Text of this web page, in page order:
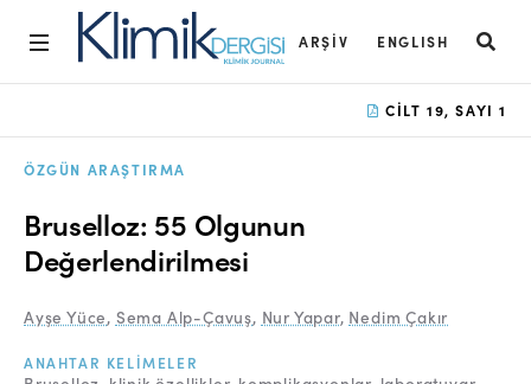
ARŞIV ENGLISH
Arşiv
Açık Erişim İlkesi
CILT 19, SAYI 1
ÖZGÜN ARAŞTIRMA
Bruselloz: 55 Olgunun
Değerlendirilmesi
Ayşe Yüce, Sema Alp-Çavuş, Nur Yapar, Nedim Çakır
ANAHTAR KELIMELER